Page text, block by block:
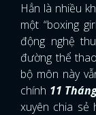
Hẳn là nhiều
một “boxing
động nghệ
đường thể
bộ môn này
chính 11
xuyên chia sẻ